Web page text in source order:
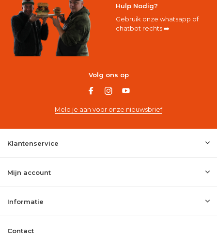
Hulp Nodig?
Gebruik onze whatsapp of
chatbot rechts ➡️
Volg ons op
Meld je aan voor onze nieuwsbrief
Klantenservice
Mijn account
Informatie
Contact